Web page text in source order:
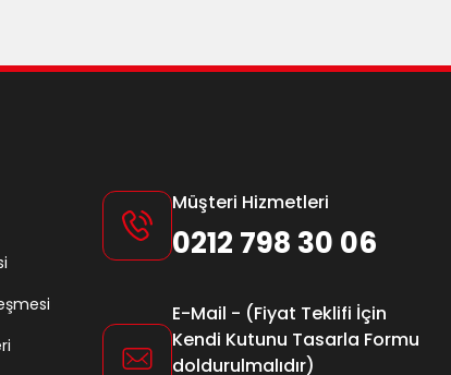
Müşteri Hizmetleri
0212 798 30 06
E-Mail - (Fiyat Teklifi İçin
Kendi Kutunu Tasarla Formu
doldurulmalıdır)